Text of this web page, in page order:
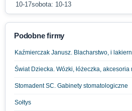
10-17sobota: 10-13
Podobne firmy
Kaźmierczak Janusz. Blacharstwo, i
Świat Dziecka. Wózki, łóżeczka, akcesoria
Stomadent SC. Gabinety stomatologiczne
Sołtys